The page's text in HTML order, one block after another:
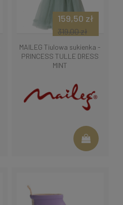
MAILEG Tiulowa sukienka -
PRINCESS TULLE DRESS
MINT
159,50 zł
319,00 zł